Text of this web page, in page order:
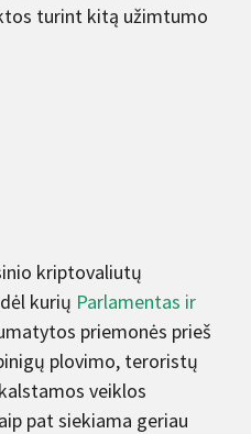
turint kitą užimtumo
kriptovaliutų
kurių Parlamentas ir
priemonės prieš
plovimo, teroristų
veiklos
pat siekiama geriau